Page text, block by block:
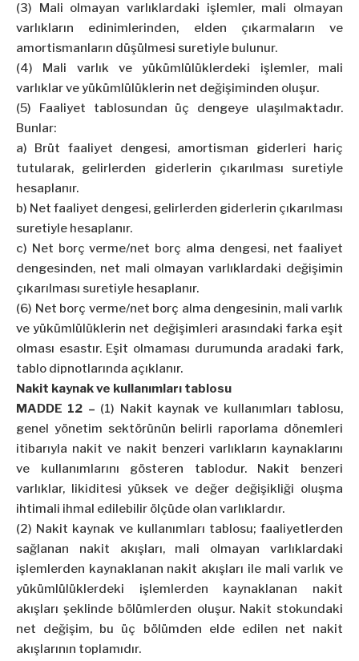
(3) Mali olmayan varlıklardaki işlemler, mali olmayan
varlıkların edinimlerinden, elden çıkarmaların ve
amortismanların düşülmesi suretiyle bulunur.
(4) Mali varlık ve yükümlülüklerdeki işlemler, mali
varlıklar ve yükümlülüklerin net değişiminden oluşur.
(5) Faaliyet tablosundan üç dengeye ulaşılmaktadır.
Bunlar:
a) Brüt faaliyet dengesi, amortisman giderleri hariç
tutularak, gelirlerden giderlerin çıkarılması suretiyle
hesaplanır.
b) Net faaliyet dengesi, gelirlerden giderlerin çıkarılması
suretiyle hesaplanır.
c) Net borç verme/net borç alma dengesi, net faaliyet
dengesinden, net mali olmayan varlıklardaki değişimin
çıkarılması suretiyle hesaplanır.
(6) Net borç verme/net borç alma dengesinin, mali varlık
ve yükümlülüklerin net değişimleri arasındaki farka eşit
olması esastır. Eşit olmaması durumunda aradaki fark,
tablo dipnotlarında açıklanır.
Nakit kaynak ve kullanımları tablosu
MADDE 12 – (1) Nakit kaynak ve kullanımları tablosu,
genel yönetim sektörünün belirli raporlama dönemleri
itibarıyla nakit ve nakit benzeri varlıkların kaynaklarını
ve kullanımlarını gösteren tablodur. Nakit benzeri
varlıklar, likiditesi yüksek ve değer değişikliği oluşma
ihtimali ihmal edilebilir ölçüde olan varlıklardır.
(2) Nakit kaynak ve kullanımları tablosu; faaliyetlerden
sağlanan nakit akışları, mali olmayan varlıklardaki
işlemlerden kaynaklanan nakit akışları ile mali varlık ve
yükümlülüklerdeki işlemlerden kaynaklanan nakit
akışları şeklinde bölümlerden oluşur. Nakit stokundaki
net değişim, bu üç bölümden elde edilen net nakit
akışlarının toplamıdır.